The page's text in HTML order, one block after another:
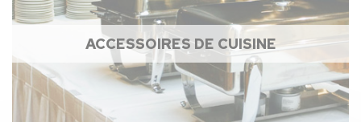
ACCESSOIRES DE CUISINE